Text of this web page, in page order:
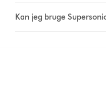
Kan jeg bruge